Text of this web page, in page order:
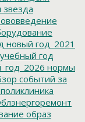
звезда
новый год_2021
год
нормы
событий за
образ